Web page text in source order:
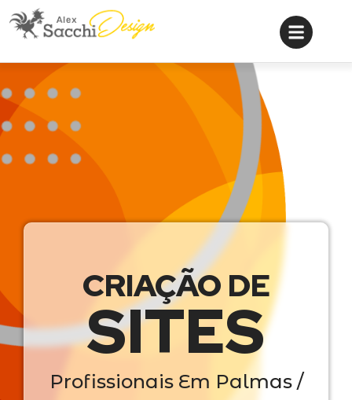
CRIAÇÃO DE
SITES
Profissionais Em Palmas /